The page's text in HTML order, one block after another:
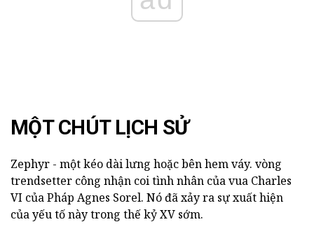
MỘT CHÚT LỊCH SỬ
Zephyr - một kéo dài lưng hoặc bên hem váy. vòng
trendsetter công nhận coi tình nhân của vua Charles
VI của Pháp Agnes Sorel. Nó đã xảy ra sự xuất hiện
của yếu tố này trong thế kỷ XV sớm.